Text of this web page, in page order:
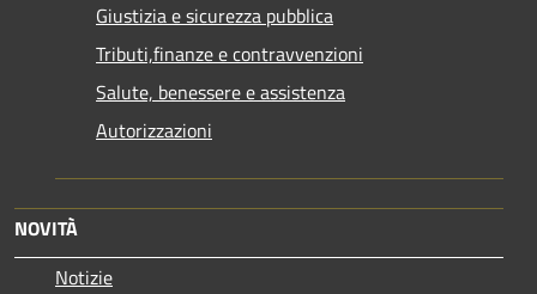
Giustizia e sicurezza pubblica
Tributi,finanze e contravvenzioni
Salute, benessere e assistenza
Autorizzazioni
NOVITÀ
Notizie